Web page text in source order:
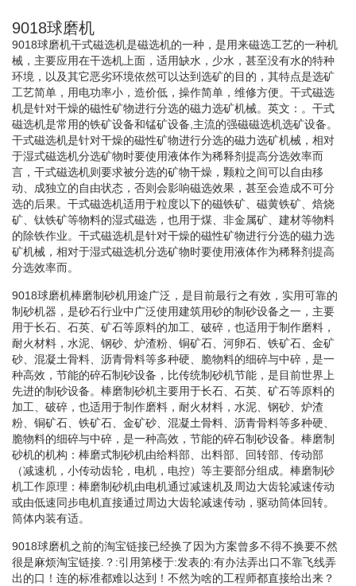
9018球磨机
9018球磨机干式磁选机是磁选机的一种，是用来磁选工艺的一种机
械，主要应用在干选机上面，适用缺水，少水，甚至没有水的特种
环境，以及其它恶劣环境依然可以达到选矿的目的，其特点是选矿
工艺简单，用电功率小，造价低，操作简单，维修方便。干式磁选
机是针对干燥的磁性矿物进行分选的磁力选矿机械。英文：。干式
磁选机是常用的铁矿设备和锰矿设备,主流的强磁磁选机选矿设备。
干式磁选机是针对干燥的磁性矿物进行分选的磁力选矿机械，相对
于湿式磁选机分选矿物时要使用液体作为稀释剂提高分选效率而
言，干式磁选机则要求被分选的矿物干燥，颗粒之间可以自由移
动、成独立的自由状态，否则会影响磁选效果，甚至会造成不可分
选的后果。干式磁选机适用于粒度以下的磁铁矿、磁黄铁矿、焙烧
矿、钛铁矿等物料的湿式磁选，也用于煤、非金属矿、建材等物料
的除铁作业。干式磁选机是针对干燥的磁性矿物进行分选的磁力选
矿机械，相对于湿式磁选机分选矿物时要使用液体作为稀释剂提高
分选效率而。
9018球磨机棒磨制砂机用途广泛，是目前最行之有效，实用可靠的
制砂机器，是砂石行业中广泛使用建筑用砂的制砂设备之一，主要
用于长石、石英、矿石等原料的加工、破碎，也适用于制作磨料，
耐火材料，水泥、钢砂、炉渣粉、铜矿石、河卵石、铁矿石、金矿
砂、混凝土骨料、沥青骨料等多种硬、脆物料的细碎与中碎，是一
种高效，节能的碎石制砂设备，比传统制砂机节能，是目前世界上
先进的制砂设备。棒磨制砂机主要用于长石、石英、矿石等原料的
加工、破碎，也适用于制作磨料，耐火材料，水泥、钢砂、炉渣
粉、铜矿石、铁矿石、金矿砂、混凝土骨料、沥青骨料等多种硬、
脆物料的细碎与中碎，是一种高效，节能的碎石制砂设备。棒磨制
砂机的机构：棒磨式制砂机由给料部、出料部、回转部、传动部
（减速机，小传动齿轮，电机，电控）等主要部分组成。棒磨制砂
机工作原理：棒磨制砂机由电机通过减速机及周边大齿轮减速传动
或由低速同步电机直接通过周边大齿轮减速传动，驱动筒体回转。
筒体内装有适。
9018球磨机之前的淘宝链接已经换了因为方案曾多不得不换要不然
很是麻烦淘宝链接.？:引用第楼于:发表的:有办法弄出口不靠飞线弄
出的口！连的标准都难以达到！不然为啥的工程师都直接给出来？